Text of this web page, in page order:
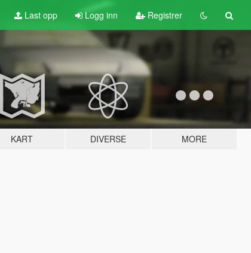
Last opp Logg inn Registrer
KART DIVERSE MORE